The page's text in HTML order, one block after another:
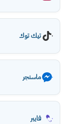
تيك توك
ماسنجر
فايبر